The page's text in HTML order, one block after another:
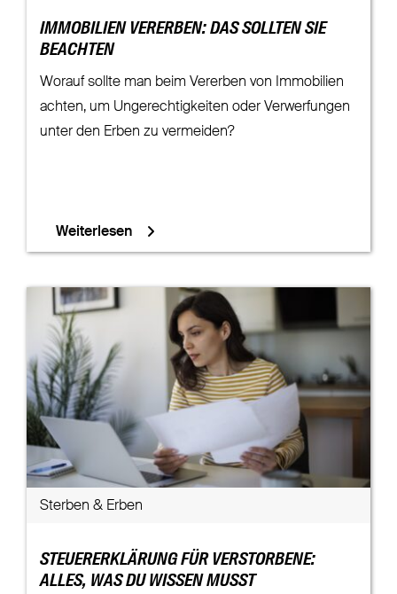
IMMOBILIEN VERERBEN: DAS SOLLTEN SIE
BEACHTEN
Worauf sollte man beim Vererben von Immobilien
achten, um Ungerechtigkeiten oder Verwerfungen
unter den Erben zu vermeiden?
Weiterlesen
Sterben & Erben
STEUERERKLÄRUNG FÜR VERSTORBENE:
ALLES, WAS DU WISSEN MUSST